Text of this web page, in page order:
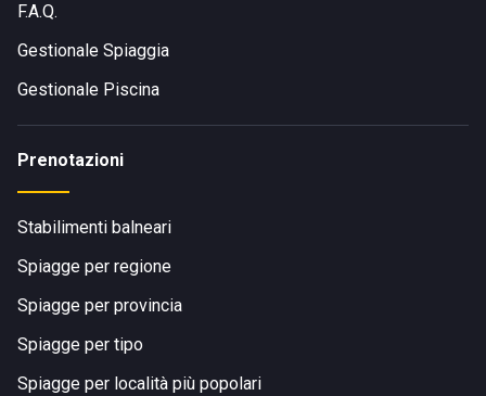
F.A.Q.
Gestionale Spiaggia
Gestionale Piscina
Prenotazioni
Stabilimenti balneari
Spiagge per regione
Spiagge per provincia
Spiagge per tipo
Spiagge per località più popolari